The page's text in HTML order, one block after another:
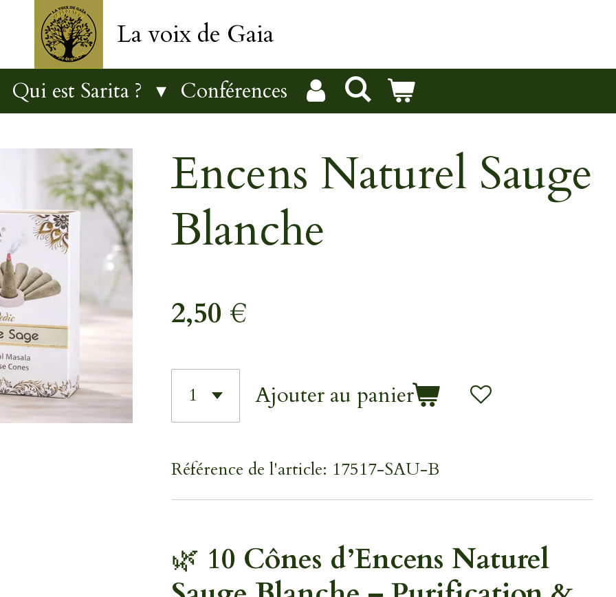
La voix de Gaia
Qui est Sarita ? Conférences
Encens Naturel Sauge
Blanche
2,50 €
Ajouter au panier
Référence de l'article: 17517-SAU-B
🌿 10 Cônes d’Encens Naturel